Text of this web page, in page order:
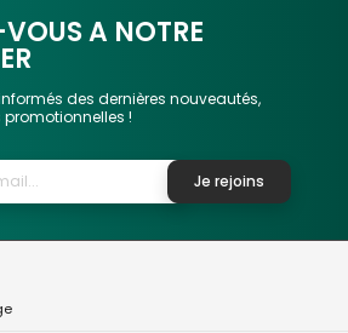
A NOTRE
des dernières nouveautés,
!
Je rejoins